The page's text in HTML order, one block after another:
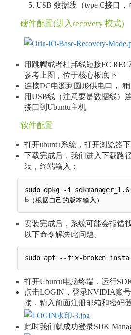
USB 数据线（type C接口，
硬件配置(进入recovery 模式)
用跳帽或者杜邦线短接FC
参考上图，位于核心板底下
连接DC电源到圆形供电口， 稍
用USB线（注意要是数据线）
接口到Ubuntu主机
软件配置
打开ubuntu系统，打开浏览器
下载完成后，我们进入下载路
装，终端输入：
sudo dpkg -i
安装完成后，系统可能会报错
以下命令解决此问题。
打开Ubuntu电脑终端，运行
点击LOGIN，登录NVIDIA账
接，输入前面注册邮箱和密码
此时我们就成功登录SDK